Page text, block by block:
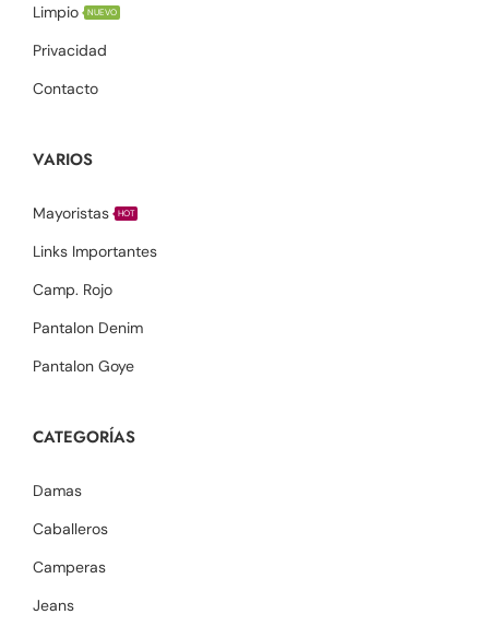
Limpio
NUEVO
Privacidad
Contacto
VARIOS
Mayoristas HOT
Links Importantes
Camp. Rojo
Pantalon Denim
Pantalon Goye
CATEGORÍAS
Damas
Caballeros
Camperas
Jeans